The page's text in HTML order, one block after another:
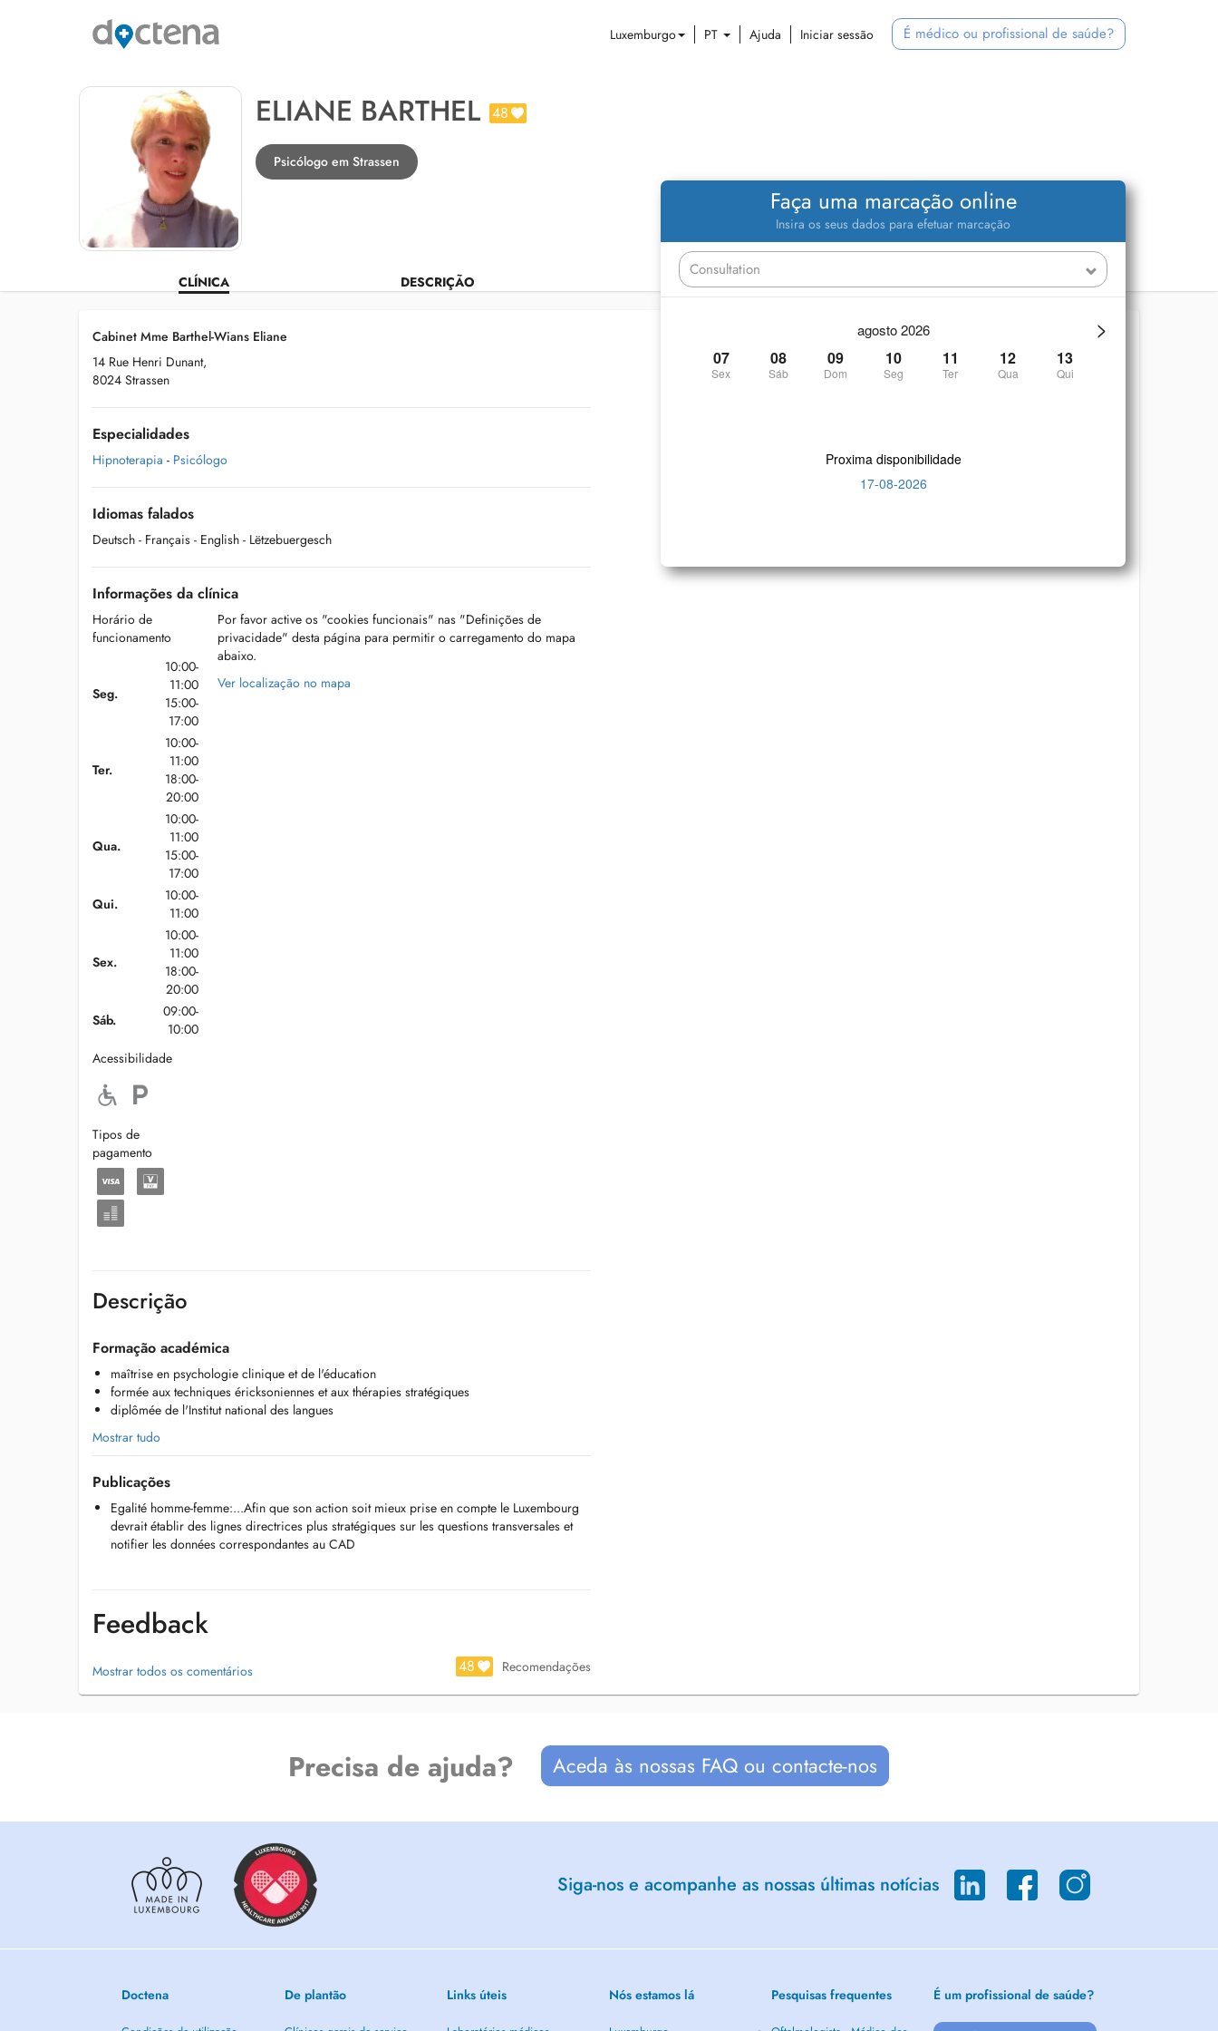
Luxemburgo PT Ajuda Iniciar sessão É médico ou profissional de saúde?
ELIANE BARTHEL 48
Psicólogo em Strassen
CLÍNICA DESCRIÇÃO
Faça uma marcação online
Insira os seus dados para efetuar marcação
>
agosto 2026
07
Sex
08
Sáb
09
Dom
10
Seg
11
Ter
12
Qua
13
Qui
Proxima disponibilidade
17-08-2026
Cabinet Mme Barthel-Wians Eliane
14 Rue Henri Dunant,
8024 Strassen
Especialidades
Hipnoterapia - Psicólogo
Idiomas falados
Deutsch - Français - English - Lëtzebuergesch
Informações da clínica
Horário de
funcionamento
Seg.
10:00-
11:00
15:00-
17:00
Ter.
10:00-
11:00
18:00-
20:00
Qua.
10:00-
11:00
15:00-
17:00
Qui.
10:00-
11:00
Sex.
10:00-
11:00
18:00-
20:00
Sáb.
09:00-
10:00
Acessibilidade
Tipos de
pagamento
Por favor active os "cookies funcionais" nas "Definições de
privacidade" desta página para permitir o carregamento do mapa
abaixo.
Ver localização no mapa
Descrição
Formação académica
maîtrise en psychologie clinique et de l'éducation
formée aux techniques éricksoniennes et aux thérapies stratégiques
diplômée de l'Institut national des langues
Mostrar tudo
Publicações
Egalité homme-femme:...Afin que son action soit mieux prise en compte le Luxembourg
devrait établir des lignes directrices plus stratégiques sur les questions transversales et
notifier les données correspondantes au CAD
Feedback
Mostrar todos os comentários 48 Recomendações
Precisa de ajuda? Aceda às nossas FAQ ou contacte-nos
Siga-nos e acompanhe as nossas últimas notícias
Doctena De plantão Links úteis Nós estamos lá Pesquisas frequentes É um profissional de saúde?